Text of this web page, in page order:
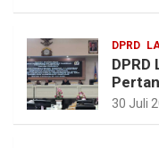
DPRD
Beri
30 Juli